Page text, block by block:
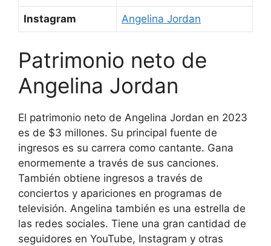
Instagram Angelina Jordan
Patrimonio neto de
Angelina Jordan
El patrimonio neto de Angelina Jordan en 2023
es de $3 millones. Su principal fuente de
ingresos es su carrera como cantante. Gana
enormemente a través de sus canciones.
También obtiene ingresos a través de
conciertos y apariciones en programas de
televisión. Angelina también es una estrella de
las redes sociales. Tiene una gran cantidad de
seguidores en YouTube, Instagram y otras